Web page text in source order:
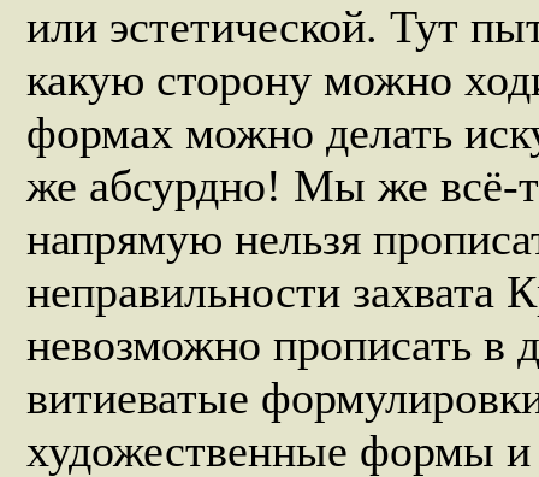
или эстетической. Тут
какую сторону можно
формах можно делать
же абсурдно! Мы же
напрямую нельзя
неправильности захвата
невозможно прописать
витиеватые
художественные формы